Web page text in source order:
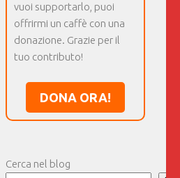
vuoi supportarlo, puoi
offrirmi un caffè con una
donazione. Grazie per il
tuo contributo!
DONA ORA!
Cerca nel blog